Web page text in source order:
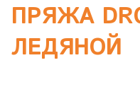
ПРЯЖА
ЛЕДЯНОЙ